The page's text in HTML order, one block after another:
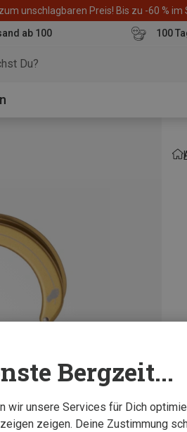
unschlagbaren Preis! Bis zu -60 % im
ab 100
100
Bergzeit...
wir unsere Services für Dich
zeigen. Deine Zustimmung